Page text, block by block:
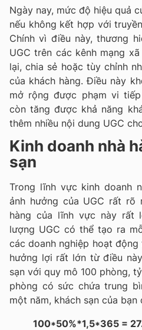
Ngày nay, mức độ hiệu quả
nếu không kết hợp với
Chính vì điều này, thương
UGC trên các kênh mạng
lại, chia sẻ hoặc tùy chỉnh
của khách hàng. Điều này
mở rộng được phạm vi
còn tăng được khả năng
thêm nhiều nội dung UGC
Kinh doanh nhà
sạn
Trong lĩnh vực kinh doanh
ảnh hưởng của UGC rất
hàng của lĩnh vực này rất
lượng UGC có thể tạo ra
các doanh nghiệp hoạt
hưởng lợi rất lớn từ điều
sạn với quy mô 100 phòng,
phòng có sức chứa trung
một năm, khách sạn của bạn
100*50%*1,5*365 =